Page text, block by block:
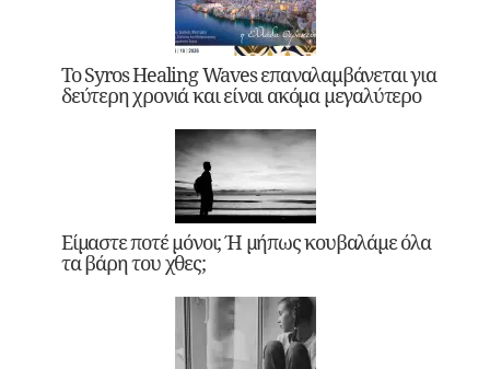
Το Syros Healing Waves επαναλαμβάνεται για
δεύτερη χρονιά και είναι ακόμα μεγαλύτερο
Είμαστε ποτέ μόνοι; Ή μήπως κουβαλάμε όλα
τα βάρη του χθες;